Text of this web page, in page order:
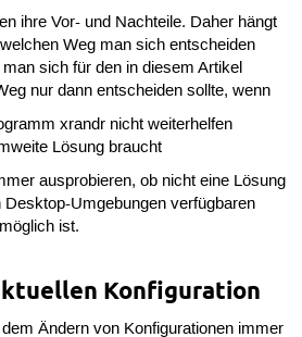
ihre Vor- und Nachteile. Daher hängt
Weg man sich entscheiden
sich für den in diesem Artikel
nur dann entscheiden sollte, wenn
xrandr nicht weiterhelfen
Lösung braucht
ausprobieren, ob nicht eine Lösung
Desktop-Umgebungen verfügbaren
ist.
Konfiguration
Ändern von Konfigurationen immer